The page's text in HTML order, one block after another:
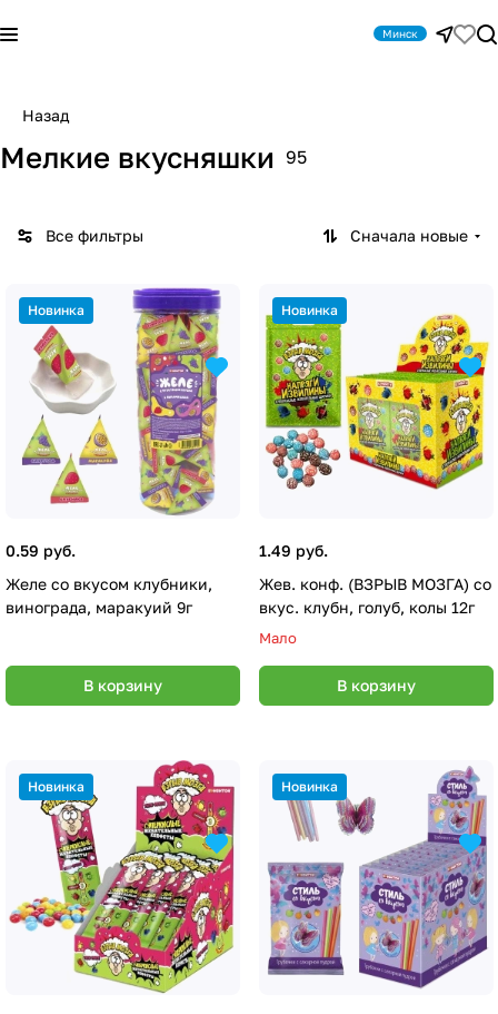
Минск
Назад
Мелкие вкусняшки 95
Все фильтры Сначала новые
Новинка
0.59 руб.
Желе со вкусом клубники,
винограда, маракуий 9г
В корзину
Новинка
1.49 руб.
Жев. конф. (ВЗРЫВ МОЗГА) со
вкус. клубн, голуб, колы 12г
Мало
В корзину
Новинка Новинка